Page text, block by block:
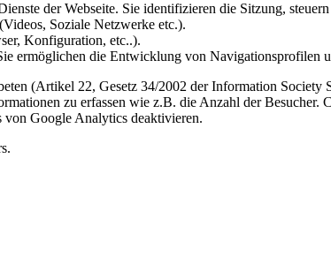
der Webseite. Sie identifizieren die Sitzung,
Soziale Netzwerke etc.).
Konfiguration, etc..).
ermöglichen die Entwicklung von Navigationsprofilen
(Artikel 22, Gesetz 34/2002 der Information Society
zu erfassen wie z.B. die Anzahl der Besucher.
von Google Analytics deaktivieren.